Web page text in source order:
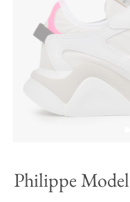
Philippe Model